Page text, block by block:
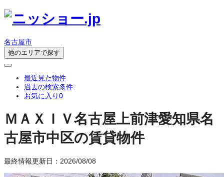
名古屋市
他のエリアで探す
最近見た物件
過去の検索条件
お気に入り0
ＭＡＸＩＶ名古屋上前津愛知県名
古屋市中区の賃貸物件
最終情報更新日：2026/08/08